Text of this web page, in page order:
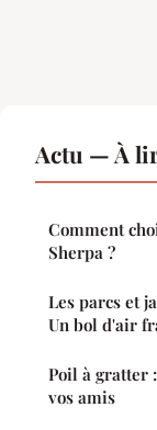
Actu — À
Comment
Sherpa ?
Les parcs et
Un bol d'air
Poil à gratter
vos amis